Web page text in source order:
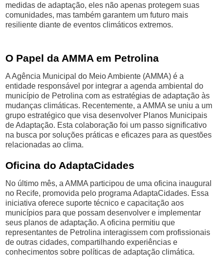
medidas de adaptação, eles não apenas protegem suas
comunidades, mas também garantem um futuro mais
resiliente diante de eventos climáticos extremos.
O Papel da AMMA em Petrolina
A Agência Municipal do Meio Ambiente (AMMA) é a
entidade responsável por integrar a agenda ambiental do
município de Petrolina com as estratégias de adaptação às
mudanças climáticas. Recentemente, a AMMA se uniu a um
grupo estratégico que visa desenvolver Planos Municipais
de Adaptação. Esta colaboração foi um passo significativo
na busca por soluções práticas e eficazes para as questões
relacionadas ao clima.
Oficina do AdaptaCidades
No último mês, a AMMA participou de uma oficina inaugural
no Recife, promovida pelo programa AdaptaCidades. Essa
iniciativa oferece suporte técnico e capacitação aos
municípios para que possam desenvolver e implementar
seus planos de adaptação. A oficina permitiu que
representantes de Petrolina interagissem com profissionais
de outras cidades, compartilhando experiências e
conhecimentos sobre políticas de adaptação climática.